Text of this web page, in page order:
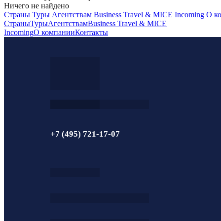
Ничего не найдено
Страны Туры Агентствам Business Travel & MICE Incoming О
СтраныТурыАгентствамBusiness Travel & MICE
IncomingО компанииКонтакты
+7 (495) 721-17-07